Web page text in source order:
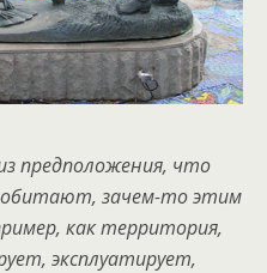
предположения, что
зачем-то этим
как территория,
эксплуатирует,